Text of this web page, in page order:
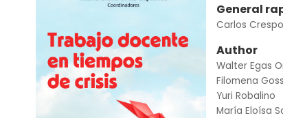
General
Carlos
Author
Walter Egas
Filomena
Yuri Robalino
María Eloísa